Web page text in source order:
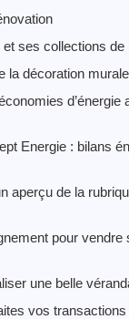
ses collections de
la décoration murale
d’énergie
Energie : bilans
aperçu de la
pour vendre
une belle
vos